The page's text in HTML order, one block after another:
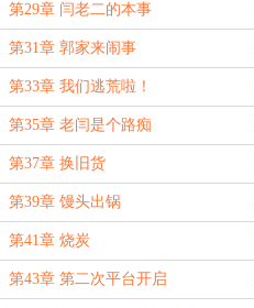
第29章 闫老二的本事
第31章 郭家来闹事
第33章 我们逃荒啦！
第35章 老闫是个路痴
第37章 换旧货
第39章 馒头出锅
第41章 烧炭
第43章 第二次平台开启